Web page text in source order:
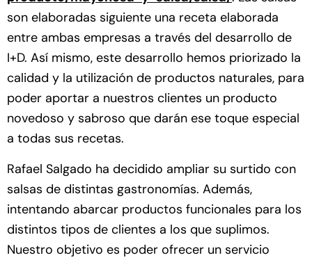
son elaboradas siguiente una receta elaborada
entre ambas empresas a través del desarrollo de
I+D. Así mismo, este desarrollo hemos priorizado la
calidad y la utilización de productos naturales, para
poder aportar a nuestros clientes un producto
novedoso y sabroso que darán ese toque especial
a todas sus recetas.
Rafael Salgado ha decidido ampliar su surtido con
salsas de distintas gastronomías. Además,
intentando abarcar productos funcionales para los
distintos tipos de clientes a los que suplimos.
Nuestro objetivo es poder ofrecer un servicio